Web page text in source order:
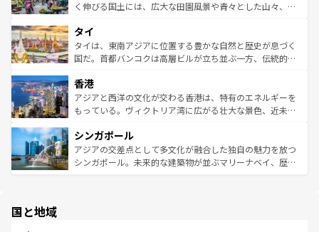
照してほしい。
まで、さまざまな韓国料理が待っている。夜には、韓国な
リティに包まれながら、韓国の多彩な魅力を心ゆくまで味
わってみてほしい。 なお、新着の韓国情報はコンテンツ一
覧を参照してほしい。
く伸びる国土には、広大な田園風景や青々とした山々、世
急速な発展と共に伝統が息づく。ハノイの古い町並みやホ
ーチミン市のフランス統治時代の建物も、独特の雰囲気を
醸し出している。また、バラエティの豊かさとおいしさで
とつ。フォーやバインミー、ベトナムコーヒーなどは、ぜ
ひ現地で味わいたい。どの地域を訪れてもあたたかい人々
が旅行者を迎えてくれるので、きっと忘れられない旅にな
参照してほしい。
タイ
タイは、東南アジアに位置する豊かな自然と歴史が息づく
国だ。首都バンコクは高層ビルが立ち並ぶ一方、伝統的な
の活気が交差している。北部ではチェンマイなどの山岳地
帯で自然と触れ合い、南部ではプーケットやクラビの美し
いビーチでリゾート気分を楽しむことができる。タイ料理
激する。気候は一年中温暖で、どの季節にも異なる楽しみ
が待っている。親しみやすいタイの人々、仏教を中心とし
た文化、そして多様な観光資源が、訪れる旅人を魅了し続
香港
アジアと西洋の文化が交わる香港は、特有のエネルギーを
もっている。ヴィクトリア湾に広がる壮大な景色、近未来
み、どこを訪れても感動するはず。観光スポットが密集し
ており、効率よく見どころを回れるのも魅力。息をのむよ
うな絶景から文化的な体験まで、香港を存分に楽しみ尽く
シンガポール
アジアの交差点として多文化が融合した独自の魅力を放つ
シンガポール。未来的な建築物が並ぶマリーナベイ、歴史
国と地域